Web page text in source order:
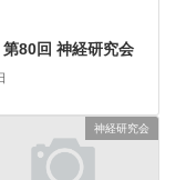
第80回 神経研究会
神経研究会